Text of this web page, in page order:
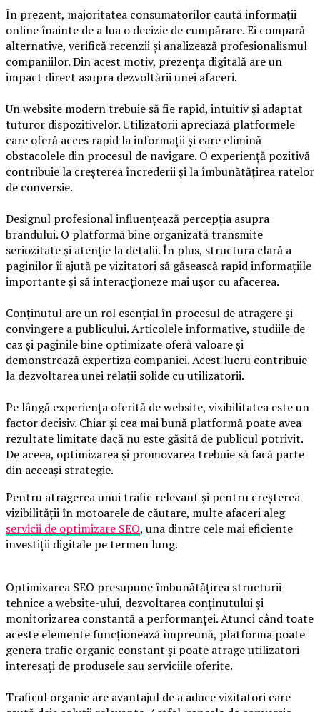
În prezent, majoritatea consumatorilor caută informații
online înainte de a lua o decizie de cumpărare. Ei compară
alternative, verifică recenzii și analizează profesionalismul
companiilor. Din acest motiv, prezența digitală are un
impact direct asupra dezvoltării unei afaceri.
Un website modern trebuie să fie rapid, intuitiv și adaptat
tuturor dispozitivelor. Utilizatorii apreciază platformele
care oferă acces rapid la informații și care elimină
obstacolele din procesul de navigare. O experiență pozitivă
contribuie la creșterea încrederii și la îmbunătățirea ratelor
de conversie.
Designul profesional influențează percepția asupra
brandului. O platformă bine organizată transmite
seriozitate și atenție la detalii. În plus, structura clară a
paginilor îi ajută pe vizitatori să găsească rapid informațiile
importante și să interacționeze mai ușor cu afacerea.
Conținutul are un rol esențial în procesul de atragere și
convingere a publicului. Articolele informative, studiile de
caz și paginile bine optimizate oferă valoare și
demonstrează expertiza companiei. Acest lucru contribuie
la dezvoltarea unei relații solide cu utilizatorii.
Pe lângă experiența oferită de website, vizibilitatea este un
factor decisiv. Chiar și cea mai bună platformă poate avea
rezultate limitate dacă nu este găsită de publicul potrivit.
De aceea, optimizarea și promovarea trebuie să facă parte
din aceeași strategie.
Pentru atragerea unui trafic relevant și pentru creșterea
vizibilității în motoarele de căutare, multe afaceri aleg
servicii de optimizare SEO, una dintre cele mai eficiente
investiții digitale pe termen lung.
Optimizarea SEO presupune îmbunătățirea structurii
tehnice a website-ului, dezvoltarea conținutului și
monitorizarea constantă a performanței. Atunci când toate
aceste elemente funcționează împreună, platforma poate
genera trafic organic constant și poate atrage utilizatori
interesați de produsele sau serviciile oferite.
Traficul organic are avantajul de a aduce vizitatori care